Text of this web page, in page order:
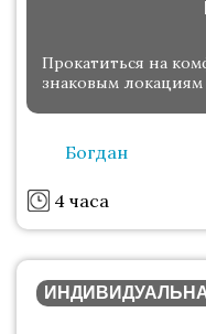
Прокатиться на
знаковым локациям
Богдан
4 часа